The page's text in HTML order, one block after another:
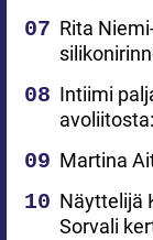
Rita
Intiimi
Martina
Näyttelijä
Sorvali